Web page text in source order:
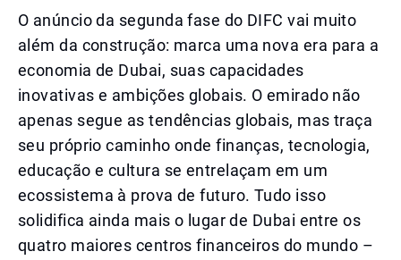
O anúncio da segunda fase do DIFC vai muito
além da construção: marca uma nova era para a
economia de Dubai, suas capacidades
inovativas e ambições globais. O emirado não
apenas segue as tendências globais, mas traça
seu próprio caminho onde finanças, tecnologia,
educação e cultura se entrelaçam em um
ecossistema à prova de futuro. Tudo isso
solidifica ainda mais o lugar de Dubai entre os
quatro maiores centros financeiros do mundo –